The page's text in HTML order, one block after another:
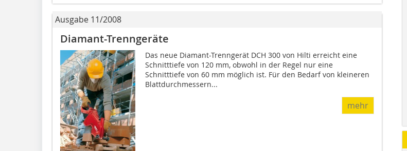
Ausgabe 11/2008
Diamant-Trenngeräte
Das neue Diamant-Trenngerät DCH 300 von Hilti erreicht eine
Schnitttiefe von 120 mm, obwohl in der Regel nur eine
Schnitttiefe von 60 mm möglich ist. Für den Bedarf von kleineren
Blattdurchmessern...
mehr